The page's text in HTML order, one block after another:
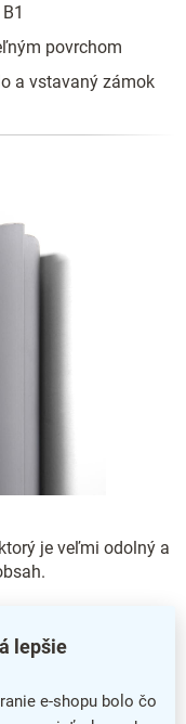
lepšie
e-shopu bolo čo
povrchom
a vstavaný zámok
je veľmi odolný a